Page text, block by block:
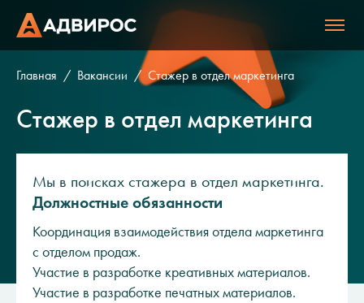
Главная Вакансии Стажер в отдел маркетинга
Стажер в отдел маркетинга
Мы в поисках стажера в отдел маркетинга.
Должностные обязанности
Координация взаимодействия отдела маркетинга
с отделом продаж.
Участие в разработке креативных материалов.
Участие в разработке печатных материалов.